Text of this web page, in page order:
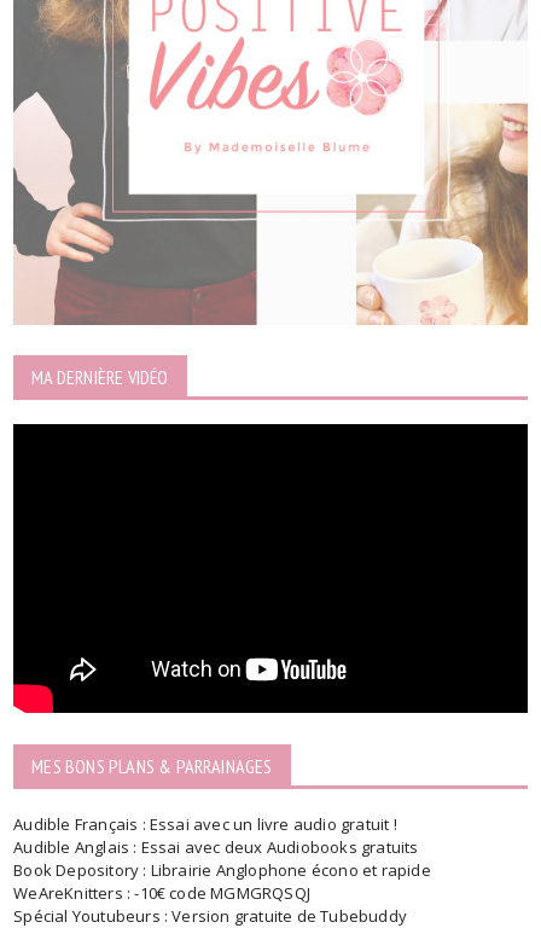
MA DERNIÈRE VIDÉO
MES BONS PLANS & PARRAINAGES
Audible Français : Essai avec un livre audio gratuit !
Audible Anglais : Essai avec deux Audiobooks gratuits
Book Depository : Librairie Anglophone écono et rapide
WeAreKnitters : -10€ code MGMGRQSQJ
Spécial Youtubeurs : Version gratuite de Tubebuddy